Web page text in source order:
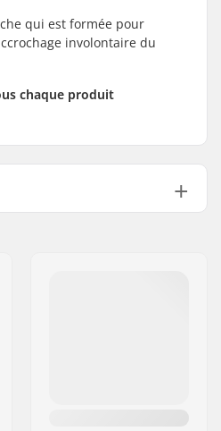
qui est formée pour
involontaire du
chaque produit